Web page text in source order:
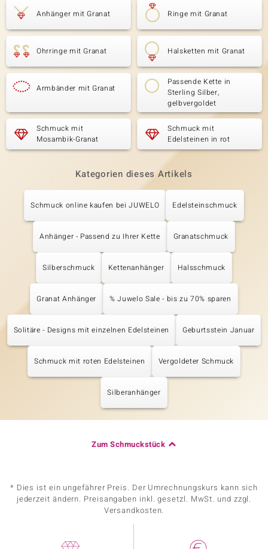
Anhänger mit Granat Ringe mit Granat
Ohrringe mit Granat Halsketten mit Granat
Armbänder mit Granat
Passende Kette in
Sterling Silber,
gelbvergoldet
Schmuck mit
Mosambik-Granat
Schmuck mit
Edelsteinen in rot
Kategorien dieses Artikels
Schmuck online kaufen bei JUWELO Edelsteinschmuck
Anhänger - Passend zu Ihrer Kette Granatschmuck
Silberschmuck Kettenanhänger Halsschmuck
Granat Anhänger % Juwelo Sale - bis zu 70% sparen
Solitäre - Designs mit einzelnen Edelsteinen Geburtsstein Januar
Schmuck mit roten Edelsteinen Vergoldeter Schmuck
Silberanhänger
Zum Schmuckstück
* Dies ist ein ungefährer Preis. Der Umrechnungskurs kann sich
jederzeit ändern. Preisangaben inkl. gesetzl. MwSt. und zzgl.
Versandkosten.